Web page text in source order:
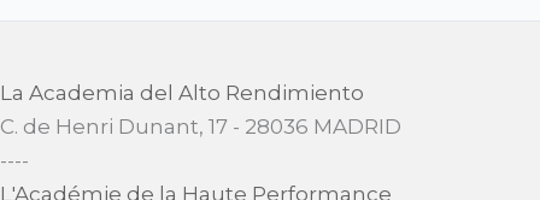
La Academia del Alto Rendimiento
C. de Henri Dunant, 17 - 28036 MADRID
​----
L'Académie de la Haute Performance